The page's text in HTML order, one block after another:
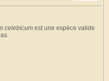
celebicum est une espèce valide